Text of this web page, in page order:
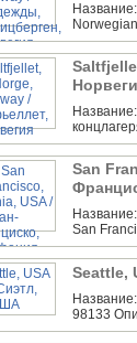
San
San
Seattle,
98133